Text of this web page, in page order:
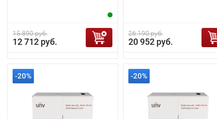
15 890 руб.
12 712 руб.
26 190 руб.
20 952 руб.
-20% -20%